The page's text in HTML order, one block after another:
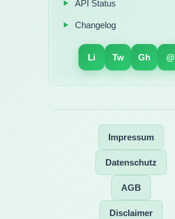
API Status
Changelog
Li Tw Gh @
Impressum
Datenschutz
AGB
Disclaimer